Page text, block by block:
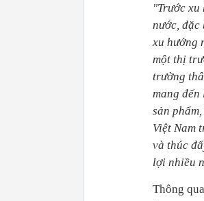
"Trước xu
nước, đặc
xu hướng
một thị
trường
mang
sản
Việt Nam
và thúc
lợi nhiều
Thông